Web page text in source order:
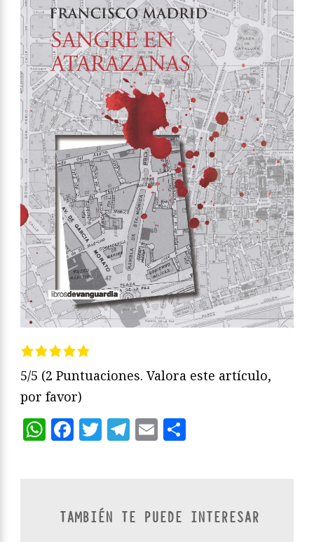
5/5 (2 Puntuaciones. Valora este artículo,
por favor)
WhatsApp
Facebook
Twitter
Telegram
Email
TAMBIÉN TE PUEDE INTERESAR